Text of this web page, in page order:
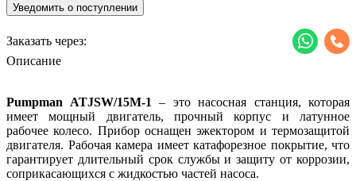
Уведомить о поступлении
Заказать через:
Описание
Pumpman ATJSW/15M-1 – это насосная станция, которая
имеет мощный двигатель, прочный корпус и латунное
рабочее колесо. Прибор оснащен эжектором и термозащитой
двигателя. Рабочая камера имеет катафорезное покрытие, что
гарантирует длительный срок службы и защиту от коррозии,
соприкасающихся с жидкостью частей насоса.